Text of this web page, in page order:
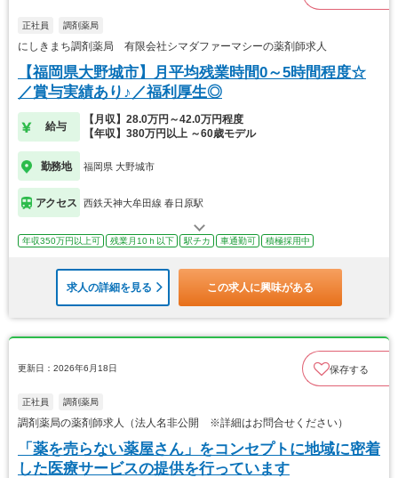
正社員 調剤薬局
にしきまち調剤薬局 有限会社シマダファーマシーの薬剤師求人
【福岡県大野城市】月平均残業時間0～5時間程度☆
／賞与実績あり♪／福利厚生◎
給与
【月収】28.0万円～42.0万円程度
【年収】380万円以上 ～60歳モデル
勤務地 福岡県 大野城市
アクセス 西鉄天神大牟田線 春日原駅
年収350万円以上可 残業月10ｈ以下 駅チカ 車通勤可 積極採用中
求人の詳細を見る この求人に興味がある
更新日：2026年6月18日 保存する
正社員 調剤薬局
調剤薬局の薬剤師求人（法人名非公開 ※詳細はお問合せください）
「薬を売らない薬屋さん」をコンセプトに地域に密着
した医療サービスの提供を行っています